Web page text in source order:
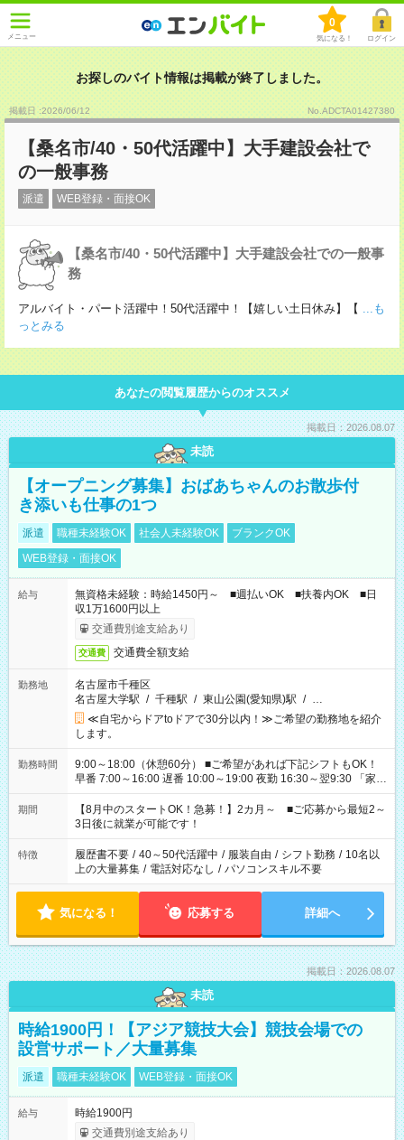
メニュー
0
気になる！ ログイン
お探しのバイト情報は掲載が終了しました。
掲載日 :2026/06/12 No.ADCTA01427380
【桑名市/40・50代活躍中】大手建設会社で
の一般事務
派遣 WEB登録・面接OK
【桑名市/40・50代活躍中】大手建設会社での一般事
務
アルバイト・パート活躍中！50代活躍中！【嬉しい土日休み】【 ...も
っとみる
あなたの閲覧履歴からのオススメ
掲載日：2026.08.07
未読
【オープニング募集】おばあちゃんのお散歩付
き添いも仕事の1つ
派遣 職種未経験OK 社会人未経験OK
ブランクOK
WEB登録・面接OK
給与
無資格未経験：時給1450円～ ■週払いOK ■扶養内OK ■日
収1万1600円以上
交通費別途支給あり
交通費 交通費全額支給
勤務地
名古屋市千種区
名古屋大学駅 / 千種駅 / 東山公園(愛知県)駅 / …
≪自宅からドアtoドアで30分以内！≫ご希望の勤務地を紹介
します。
勤務時間
9:00～18:00（休憩60分） ■ご希望があれば下記シフトもOK！
早番 7:00～16:00 遅番 10:00～19:00 夜勤 16:30～翌9:30 「家族
と休みを合わせたい」 「余裕を持って夕飯の準備がしたい」
「できれば残業はしたくない」 など、ご希望を教えてください
ね。 ※Wワーク希望の方へ 今ご覧のお仕事で希望する勤務時間
と、もう1つのお仕事の勤務時間。 合計で週40時間を超える場
合は応募できません。
期間
【8月中のスタートOK！急募！】2カ月～ ■ご応募から最短2～
3日後に就業が可能です！
特徴 履歴書不要 / 40～50代活躍中 / 服装自由 / シフト勤務 / 10名以
上の大量募集 / 電話対応なし / パソコンスキル不要
気になる！ 応募する 詳細へ
掲載日：2026.08.07
未読
時給1900円！【アジア競技大会】競技会場での
設営サポート／大量募集
派遣 職種未経験OK WEB登録・面接OK
給与
時給1900円
交通費別途支給あり